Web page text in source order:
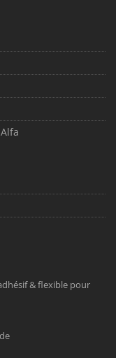
& flexible pour